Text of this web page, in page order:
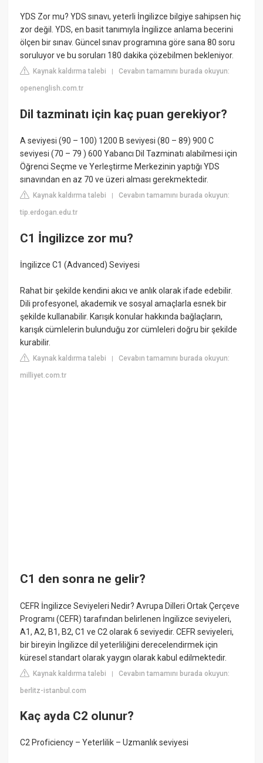
YDS Zor mu? YDS sınavı, yeterli İngilizce bilgiye sahipsen hiç
zor değil. YDS, en basit tanımıyla İngilizce anlama becerini
ölçen bir sınav. Güncel sınav programına göre sana 80 soru
soruluyor ve bu soruları 180 dakika çözebilmen bekleniyor.
Kaynak kaldırma talebi |Cevabın tamamını burada okuyun:
openenglish.com.tr
Dil tazminatı için kaç puan gerekiyor?
A seviyesi (90 – 100) 1200 B seviyesi (80 – 89) 900 C
seviyesi (70 – 79 ) 600 Yabancı Dil Tazminatı alabilmesi için
Öğrenci Seçme ve Yerleştirme Merkezinin yaptığı YDS
sınavından en az 70 ve üzeri alması gerekmektedir.
Kaynak kaldırma talebi |Cevabın tamamını burada okuyun:
tip.erdogan.edu.tr
C1 İngilizce zor mu?
İngilizce C1 (Advanced) Seviyesi
Rahat bir şekilde kendini akıcı ve anlık olarak ifade edebilir.
Dili profesyonel, akademik ve sosyal amaçlarla esnek bir
şekilde kullanabilir. Karışık konular hakkında bağlaçların,
karışık cümlelerin bulunduğu zor cümleleri doğru bir şekilde
kurabilir.
Kaynak kaldırma talebi |Cevabın tamamını burada okuyun:
milliyet.com.tr
C1 den sonra ne gelir?
CEFR İngilizce Seviyeleri Nedir? Avrupa Dilleri Ortak Çerçeve
Programı (CEFR) tarafından belirlenen İngilizce seviyeleri,
A1, A2, B1, B2, C1 ve C2 olarak 6 seviyedir. CEFR seviyeleri,
bir bireyin İngilizce dil yeterliliğini derecelendirmek için
küresel standart olarak yaygın olarak kabul edilmektedir.
Kaynak kaldırma talebi |Cevabın tamamını burada okuyun:
berlitz-istanbul.com
Kaç ayda C2 olunur?
C2 Proficiency – Yeterlilik – Uzmanlık seviyesi